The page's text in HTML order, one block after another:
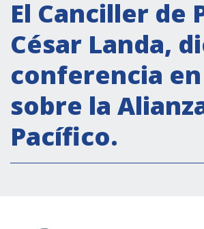
Secretaría Cultural
Secretaría Socioeconómica
Secretaría Técnico-científica
Forum Pymes
Conferencia Italia- América
Red para la promoción de la
género
El Canciller de
César Landa,
conferencia
sobre la
Pacífico.